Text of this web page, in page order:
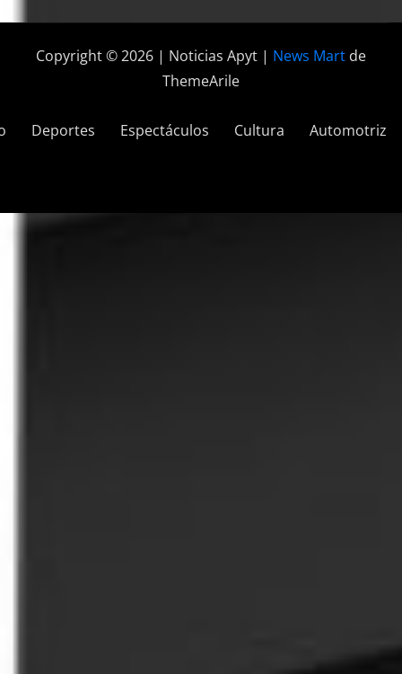
Copyright © 2026 | Noticias Apyt | News Mart de
ThemeArile
Deportes Espectáculos Cultura Automotriz